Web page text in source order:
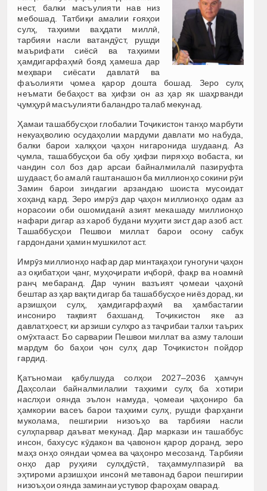
нест, балки масъулияти нав низ
мебошад. Татбиқи амалии ғояҳои
сулҳ, таҳкими ваҳдати миллӣ,
тарбияи насли ватандӯст, рушди
маърифати сиёсӣ ва таҳкими
ҳамдигарфаҳмӣ бояд ҳамеша дар
меҳвари сиёсати давлатӣ ва
фаъолияти ҷомеа қарор дошта бошад. Зеро сулҳ
неъмати бебаҳост ва ҳифзи он аз ҳар як шаҳрванди
ҷумҳурӣ масъулияти баландро талаб мекунад.
Ҳамаи ташаббусҳои глобалии Тоҷикистон танҳо марбути
некуаҳволию осудаҳолии мардуми давлати мо набуда,
балки барои халқҳои ҷаҳон нигаронида шудаанд. Аз
ҷумла, ташаббусҳои ба обу ҳифзи пиряхҳо вобаста, ки
чандин сол боз дар арсаи байналмилалӣ пазируфта
шудааст, бо амалӣ гаштанашон ба миллионҳо сокини рӯи
Замин барои зиндагии арзандаю шоиста мусоидат
хоҳанд кард. Зеро имрӯз дар ҷаҳон миллионҳо одам аз
норасоии оби ошомиданӣ азият мекашаду миллионҳо
нафари дигар аз хароб будани муҳити зист дар азоб аст.
Ташаббусҳои Пешвои миллат барои осону сабук
гардондани ҳамин мушкилот аст.
Имрӯз миллионҳо нафар дар минтақаҳои гуногуни ҷаҳон
аз оқибатҳои ҷанг, муҳоҷирати иҷборӣ, фақр ва ноамнӣ
ранҷ мебаранд. Дар чунин вазъият ҷомеаи ҷаҳонӣ
бештар аз ҳар вақти дигар ба ташаббусҳое ниёз дорад, ки
арзишҳои сулҳ, ҳамдигарфаҳмӣ ва ҳамбастагии
инсониро тақвият бахшанд. Тоҷикистон яке аз
давлатҳоест, ки арзиши сулҳро аз таҷрибаи талхи таърих
омӯхтааст. Бо сарварии Пешвои миллат ва азму талоши
мардум бо баҳои ҷон сулҳ дар Тоҷикистон пойдор
гардид.
Қатъномаи қабулшуда солҳои 2027–2036 ҳамчун
Даҳсолаи байналмилалии таҳкими сулҳ ба хотири
наслҳои оянда эълон намуда, ҷомеаи ҷаҳониро ба
ҳамкории васеъ барои таҳкими сулҳ, рушди фарҳанги
муколама, пешгирии низоъҳо ва тарбияи насли
сулҳпарвар даъват мекунад. Дар маркази ин ташаббус
инсон, бахусус кӯдакон ва ҷавонон қарор доранд, зеро
маҳз онҳо ояндаи ҷомеа ва ҷаҳонро месозанд. Тарбияи
онҳо дар руҳияи сулҳдӯстӣ, таҳаммулпазирӣ ва
эҳтироми арзишҳои инсонӣ метавонад барои пешгирии
низоъҳои оянда заминаи устувор фароҳам оварад.